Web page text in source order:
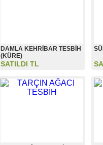
DAMLA KEHRİBAR TESBİH
(KÜRE)
SATILDI TL